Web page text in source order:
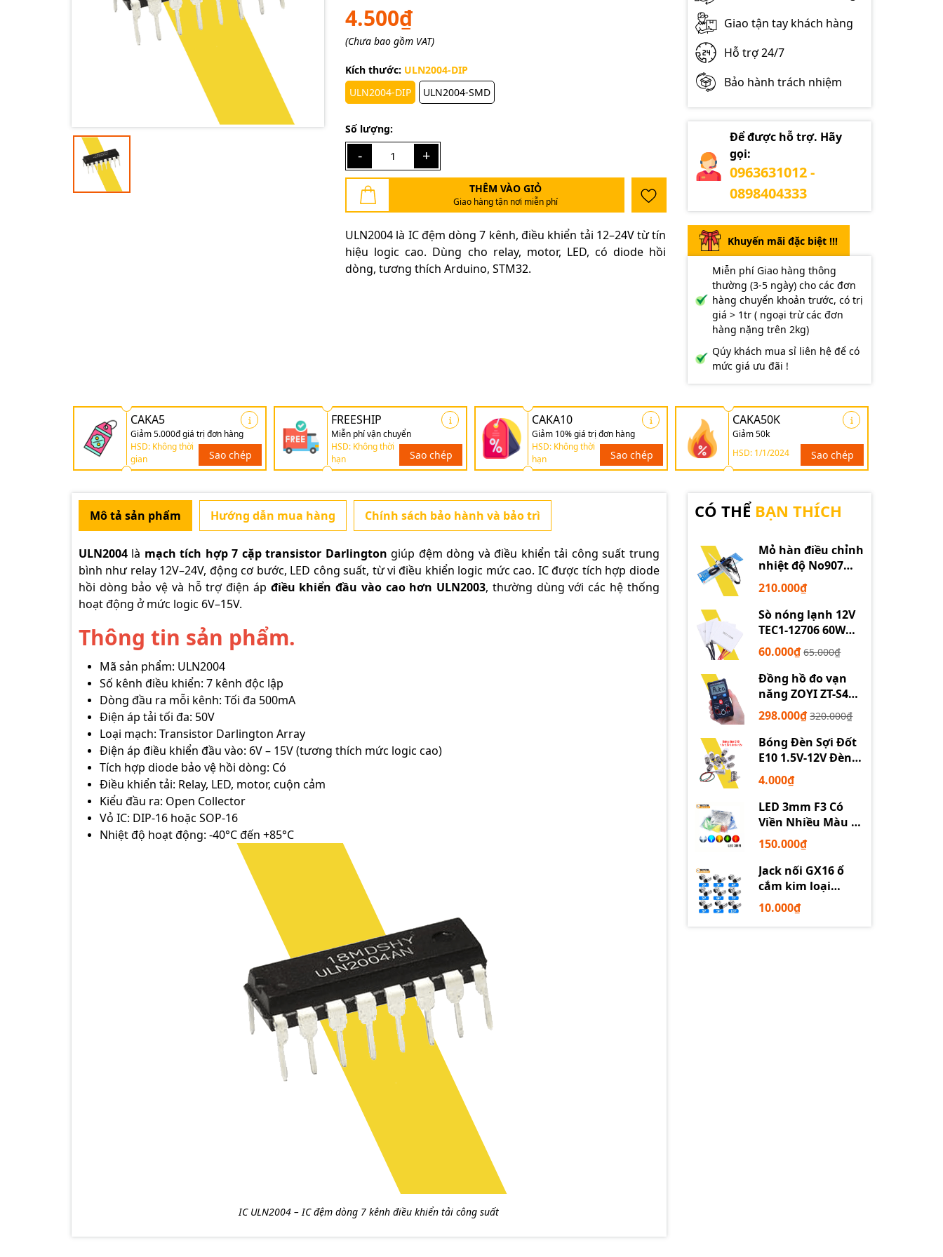
4.500₫
(Chưa bao gồm VAT)
Kích thước: ULN2004-DIP
ULN2004-DIP
ULN2004-SMD
Số lượng:
- +
THÊM VÀO GIỎ
Giao hàng tận nơi miễn phí
ULN2004 là IC đệm dòng 7 kênh, điều khiển tải 12–24V từ tín
hiệu logic cao. Dùng cho relay, motor, LED, có diode hồi
dòng, tương thích Arduino, STM32.
Giao tận tay khách hàng
Hỗ trợ 24/7
Bảo hành trách nhiệm
Để được hỗ trợ. Hãy
gọi:
0963631012 -
0898404333
Khuyến mãi đặc biệt !!!
Miễn phí Giao hàng thông
thường (3-5 ngày) cho các đơn
hàng chuyển khoản trước, có trị
giá > 1tr ( ngoại trừ các đơn
hàng nặng trên 2kg)
Qúy khách mua sỉ liên hệ để có
mức giá ưu đãi !
CAKA5
Giảm 5.000đ giá trị đơn hàng
HSD: Không thời
gian
Sao chép
FREESHIP
Miễn phí vận chuyển
HSD: Không thời
hạn
Sao chép
CAKA10
Giảm 10% giá trị đơn hàng
HSD: Không thời
hạn
Sao chép
CAKA50K
Giảm 50k
HSD: 1/1/2024
Sao chép
Điều kiện:
Mô tả sản phẩm Hướng dẫn mua hàng Chính sách bảo hành và bảo trì
ULN2004 là mạch tích hợp 7 cặp transistor Darlington giúp đệm dòng và điều khiển tải công suất trung
bình như relay 12V–24V, động cơ bước, LED công suất, từ vi điều khiển logic mức cao. IC được tích hợp diode
hồi dòng bảo vệ và hỗ trợ điện áp điều khiển đầu vào cao hơn ULN2003, thường dùng với các hệ thống
hoạt động ở mức logic 6V–15V.
Thông tin sản phẩm.
Mã sản phẩm: ULN2004
Số kênh điều khiển: 7 kênh độc lập
Dòng đầu ra mỗi kênh: Tối đa 500mA
Điện áp tải tối đa: 50V
Loại mạch: Transistor Darlington Array
Điện áp điều khiển đầu vào: 6V – 15V (tương thích mức logic cao)
Tích hợp diode bảo vệ hồi dòng: Có
Điều khiển tải: Relay, LED, motor, cuộn cảm
Kiểu đầu ra: Open Collector
Vỏ IC: DIP-16 hoặc SOP-16
Nhiệt độ hoạt động: -40°C đến +85°C
IC ULN2004 – IC đệm dòng 7 kênh điều khiển tải công suất
CÓ THỂ BẠN THÍCH
Mỏ hàn điều chỉnh
nhiệt độ No907
60W 220V loại tốt
210.000₫
Sò nóng lạnh 12V
TEC1-12706 60W
12710 100W 12715
150W
60.000₫ 65.000₫
Đồng hồ đo vạn
năng ZOYI ZT-S4
tự động
298.000₫ 320.000₫
Bóng Đèn Sợi Đốt
E10 1.5V-12V Đèn
Thí Nghiệm STEM
4.000₫
LED 3mm F3 Có
Viền Nhiều Màu –
Trắng Đỏ Xanh
Dương Lục Vàng
150.000₫
Jack nối GX16 ổ
cắm kim loại
2/3/4/5/6P chuyên
dụng
10.000₫